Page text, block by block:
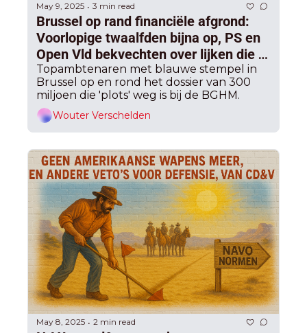
May 9, 2025 • 3 min read
Brussel op rand financiële afgrond:
Voorlopige twaalfden bijna op, PS en
Open Vld bekvechten over lijken die
uit kast vallen
Topambtenaren met blauwe stempel in
Brussel op en rond het dossier van 300
miljoen die 'plots' weg is bij de BGHM.
Wouter Verschelden
May 8, 2025 • 2 min read